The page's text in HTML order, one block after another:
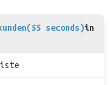
seconds)in